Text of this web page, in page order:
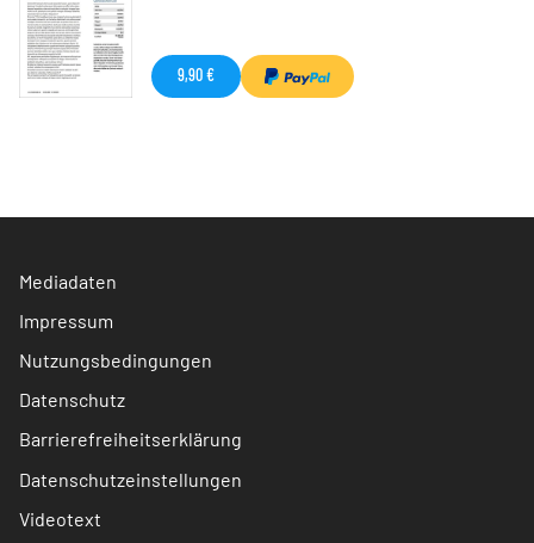
9,90 €
Mediadaten
Impressum
Nutzungsbedingungen
Datenschutz
Barrierefreiheitserklärung
Datenschutzeinstellungen
Videotext